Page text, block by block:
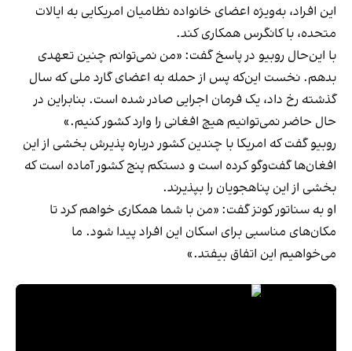
این افراد، به‌ویژه اعضای خانواده نظامیان امریکایی به ایالات
متحده، با کانگرس همکاری کند.
با این‌حال روبیو در پاسخ گفت: «من نمی‌توانم چنین تعهدی
بدهم. نخست این‌که پس از حمله به اعضای گارد ملی که سال
گذشته رخ داد، یک فرمان اجرایی صادر شده است. بنابراین در
حال حاضر نمی‌توانیم هیچ افغانی را وارد کشور کنیم.»
روبیو گفت که امریکا با چندین کشور درباره پذیرش بخشی از این
افغان‌ها گفت‌وگو کرده است و دستکم پنج کشور آماده است که
بخشی از این پناهجویان را بپذیرند.
او به سناتور کونز گفت: «من با شما همکاری خواهم کرد تا
مکان‌های مناسبی برای اسکان این افراد پیدا شود. ما
می‌خواهیم این اتفاق بیفتد.»